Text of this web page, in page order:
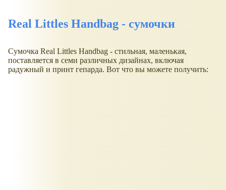
Real Littles Handbag - сумочки
Сумочка Real Littles Handbag - стильная, маленькая,
поставляется в семи различных дизайнах, включая
радужный и принт гепарда. Вот что вы можете получить: